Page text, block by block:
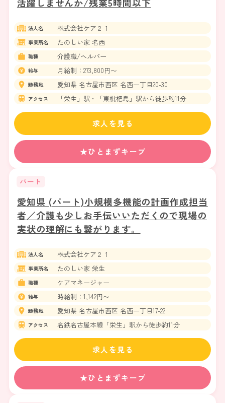
法人名 株式会社ケア２１
事業所名 たのしい家 名西
職種 介護職/ヘルパー
給与 月給制：273,800円〜
勤務地 愛知県 名古屋市西区 名西一丁目20-30
アクセス 「栄生」駅・「東枇杷島」駅から徒歩約11分
★ひとまずキープ
求人を見る
パート
愛知県 (パート)小規模多機能の計画作成担当
者／介護も少しお手伝いいただくので現場の
実状の理解にも繋がります。
法人名 株式会社ケア２１
事業所名 たのしい家 栄生
職種 ケアマネージャー
給与 時給制：1,142円〜
勤務地 愛知県 名古屋市西区 名西一丁目17-22
アクセス 名鉄名古屋本線「栄生」駅から徒歩約11分
★ひとまずキープ
求人を見る